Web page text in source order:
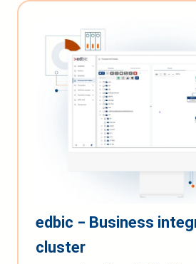
edbic ‒ Business
cluster